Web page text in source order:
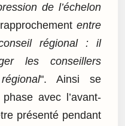
de l’échelon
rapprochement entre
régional : il
les conseillers
". Ainsi se
avec l’avant-
présenté pendant